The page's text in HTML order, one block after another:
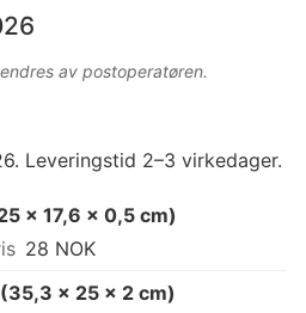
av postoperatøren.
Leveringstid 2–3 virkedager.
× 17,6 × 0,5 cm)
28 NOK
× 25 × 2 cm)